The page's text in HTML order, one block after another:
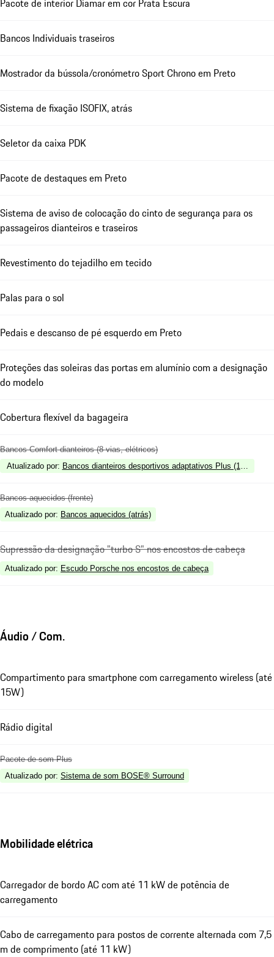
Bancos Individuais traseiros
Mostrador da bússola/cronómetro Sport Chrono em Preto
Sistema de fixação ISOFIX, atrás
Seletor da caixa PDK
Pacote de destaques em Preto
Sistema de aviso de colocação do cinto de segurança para os
passageiros dianteiros e traseiros
Revestimento do tejadilho em tecido
Palas para o sol
Pedais e descanso de pé esquerdo em Preto
Proteções das soleiras das portas em alumínio com a designação
do modelo
Cobertura flexível da bagageira
Bancos Comfort dianteiros (8 vias, elétricos)
Atualizado por: Bancos dianteiros desportivos adaptativos Plus (18 vias,
Bancos aquecidos (frente)
Atualizado por: Bancos aquecidos (atrás)
Supressão da designação "turbo S" nos encostos de cabeça
Atualizado por: Escudo Porsche nos encostos de cabeça
Áudio / Com.
Compartimento para smartphone com carregamento wireless (até
15W)
Rádio digital
Pacote de som Plus
Atualizado por: Sistema de som BOSE® Surround
Mobilidade elétrica
Carregador de bordo AC com até 11 kW de potência de
carregamento
Cabo de carregamento para postos de corrente alternada com 7,5
m de comprimento (até 11 kW)